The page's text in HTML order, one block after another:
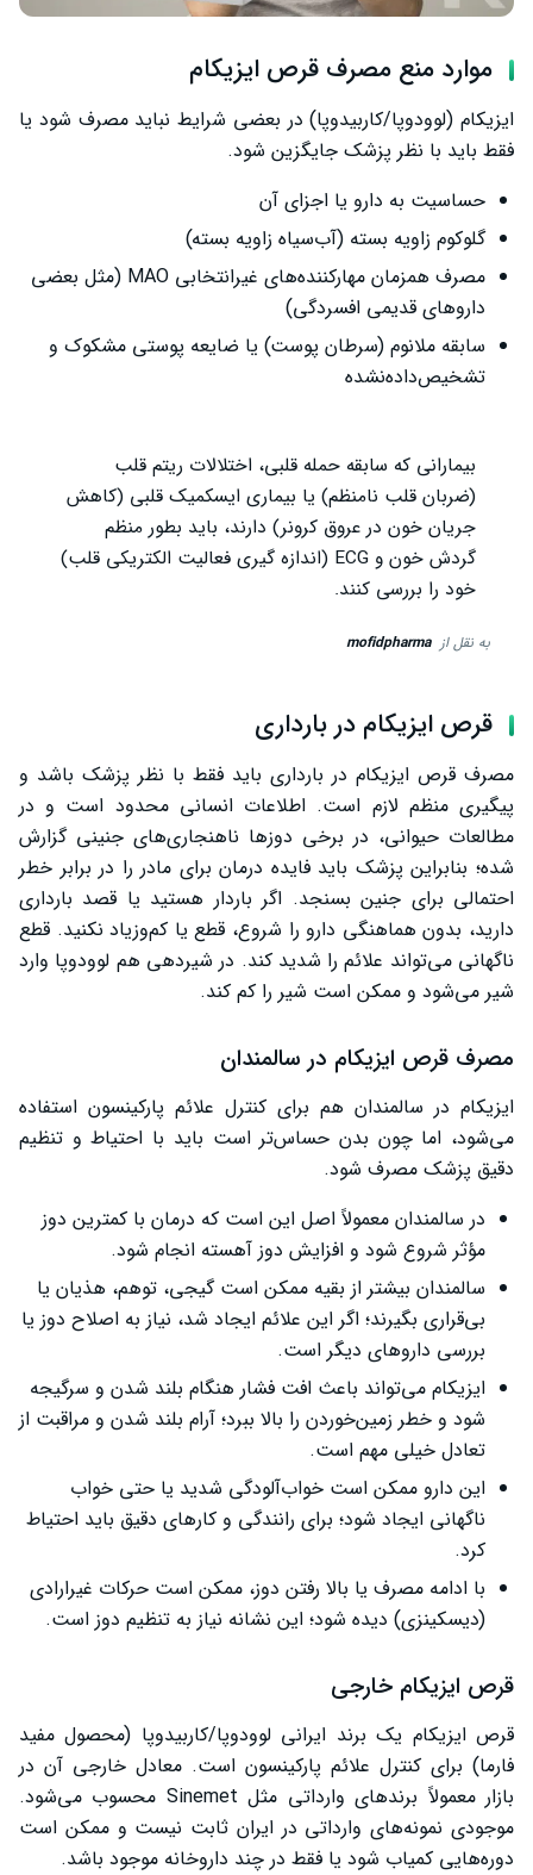
موارد منع مصرف قرص ایزیکام
ایزیکام (لوودوپا/کاربیدوپا) در بعضی شرایط نباید مصرف شود یا
فقط باید با نظر پزشک جایگزین شود.
حساسیت به دارو یا اجزای آن
گلوکوم زاویه بسته (آب‌سیاه زاویه بسته)
مصرف همزمان مهارکننده‌های غیرانتخابی MAO (مثل بعضی
داروهای قدیمی افسردگی)
سابقه ملانوم (سرطان پوست) یا ضایعه پوستی مشکوک و
تشخیص‌داده‌نشده
بیمارانی که سابقه حمله قلبی، اختلالات ریتم قلب
(ضربان قلب نامنظم) یا بیماری ایسکمیک قلبی (کاهش
جریان خون در عروق کرونر) دارند، باید بطور منظم
گردش خون و ECG (اندازه گیری فعالیت الکتریکی قلب)
خود را بررسی کنند.
به نقل از mofidpharma
قرص ایزیکام در بارداری
مصرف قرص ایزیکام در بارداری باید فقط با نظر پزشک باشد و
پیگیری منظم لازم است. اطلاعات انسانی محدود است و در
مطالعات حیوانی، در برخی دوزها ناهنجاری‌های جنینی گزارش
شده؛ بنابراین پزشک باید فایده درمان برای مادر را در برابر خطر
احتمالی برای جنین بسنجد. اگر باردار هستید یا قصد بارداری
دارید، بدون هماهنگی دارو را شروع، قطع یا کم‌وزیاد نکنید. قطع
ناگهانی می‌تواند علائم را شدید کند. در شیردهی هم لوودوپا وارد
شیر می‌شود و ممکن است شیر را کم کند.
مصرف قرص ایزیکام در سالمندان
ایزیکام در سالمندان هم برای کنترل علائم پارکینسون استفاده
می‌شود، اما چون بدن حساس‌تر است باید با احتیاط و تنظیم
دقیق پزشک مصرف شود.
در سالمندان معمولاً اصل این است که درمان با کمترین دوز
مؤثر شروع شود و افزایش دوز آهسته انجام شود.
سالمندان بیشتر از بقیه ممکن است گیجی، توهم، هذیان یا
بی‌قراری بگیرند؛ اگر این علائم ایجاد شد، نیاز به اصلاح دوز یا
بررسی داروهای دیگر است.
ایزیکام می‌تواند باعث افت فشار هنگام بلند شدن و سرگیجه
شود و خطر زمین‌خوردن را بالا ببرد؛ آرام بلند شدن و مراقبت از
تعادل خیلی مهم است.
این دارو ممکن است خواب‌آلودگی شدید یا حتی خواب
ناگهانی ایجاد شود؛ برای رانندگی و کارهای دقیق باید احتیاط
کرد.
با ادامه مصرف یا بالا رفتن دوز، ممکن است حرکات غیرارادی
(دیسکینزی) دیده شود؛ این نشانه نیاز به تنظیم دوز است.
قرص ایزیکام خارجی
قرص ایزیکام یک برند ایرانی لوودوپا/کاربیدوپا (محصول مفید
فارما) برای کنترل علائم پارکینسون است. معادل خارجی آن در
بازار معمولاً برندهای وارداتی مثل Sinemet محسوب می‌شود.
موجودی نمونه‌های وارداتی در ایران ثابت نیست و ممکن است
دوره‌هایی کمیاب شود یا فقط در چند داروخانه موجود باشد.